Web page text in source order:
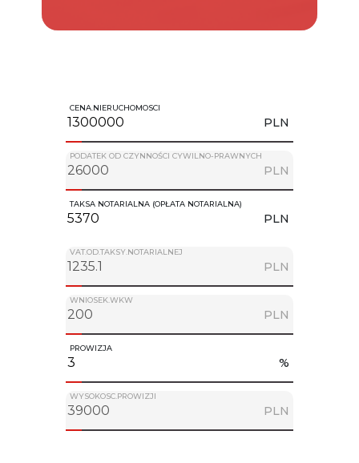
CENA.NIERUCHOMOSCI
PLN
PODATEK OD CZYNNOŚCI CYWILNO-PRAWNYCH
PLN
TAKSA NOTARIALNA (OPŁATA NOTARIALNA)
PLN
VAT.OD.TAKSY.NOTARIALNEJ
PLN
WNIOSEK.WKW
PLN
PROWIZJA
%
WYSOKOSC.PROWIZJI
PLN